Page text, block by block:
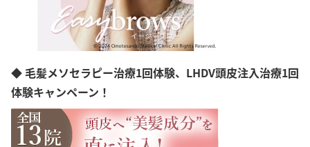
◆ 毛髪メソセラピー治療1回体験、LHDV頭皮注入治療1回
体験キャンペーン！